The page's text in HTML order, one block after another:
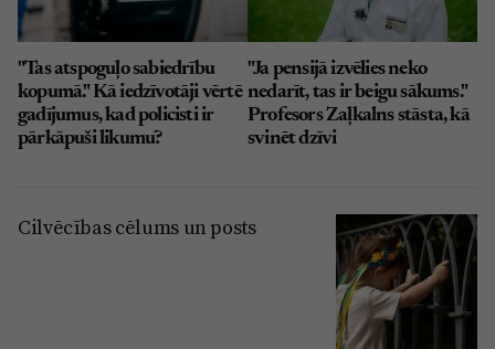
"Tas atspoguļo sabiedrību
kopumā." Kā iedzīvotāji vērtē
gadījumus, kad policisti ir
pārkāpuši likumu?
"Ja pensijā izvēlies neko
nedarīt, tas ir beigu sākums."
Profesors Zaļkalns stāsta, kā
svinēt dzīvi
Cilvēcības cēlums un posts